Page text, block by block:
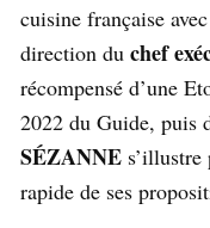
cuisine française
direction du chef
récompensé d’une
2022 du Guide, puis
SÉZANNE
rapide de ses